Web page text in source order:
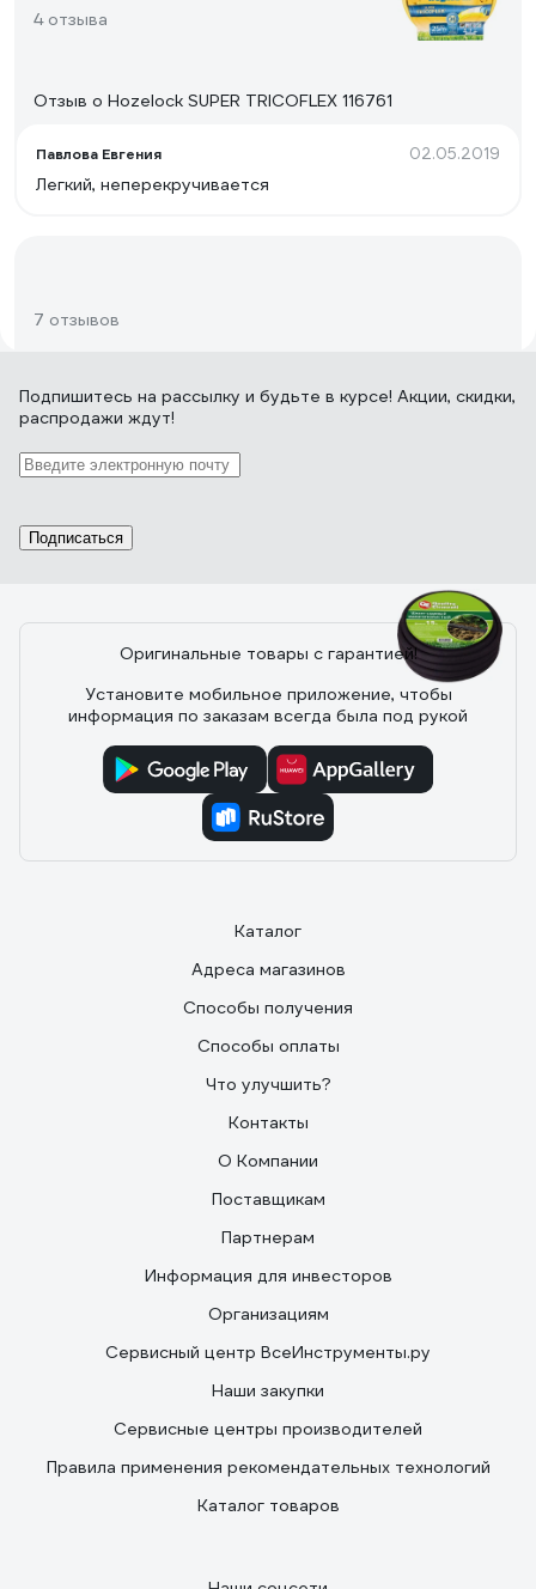
4 отзыва
Отзыв о Hozelock SUPER TRICOFLEX 116761
Павлова Евгения 02.05.2019
Легкий, неперекручивается
7 отзывов
Отзыв о QUATTRO ELEMENTI 241-215
Ходарин Игорь Николаевич
Нет падения давления при длине 15 метров, т.е.
атмосферах на входе дает ширину зоны полива
примерно 4 метра (по 2 метра в каждую сторону от
Отзыв о QUATTRO ELEMENTI 241-222
23.05.2019
Недорогой, можно легко коммутировать с помощью
Подпишитесь на рассылку и будьте в курсе! Акции, скидки,
распродажи ждут!
Подписаться
Оригинальные товары с гарантией!
Установите мобильное приложение, чтобы
информация по заказам всегда была под рукой
Каталог
Адреса магазинов
Способы получения
Способы оплаты
Что улучшить?
Контакты
О Компании
Поставщикам
Партнерам
Информация для инвесторов
Организациям
Сервисный центр ВсеИнструменты.ру
Наши закупки
Сервисные центры производителей
Правила применения рекомендательных технологий
Каталог товаров